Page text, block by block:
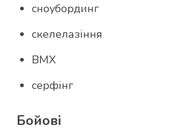
сноубординг
скелелазіння
BMX
серфінг
Бойові